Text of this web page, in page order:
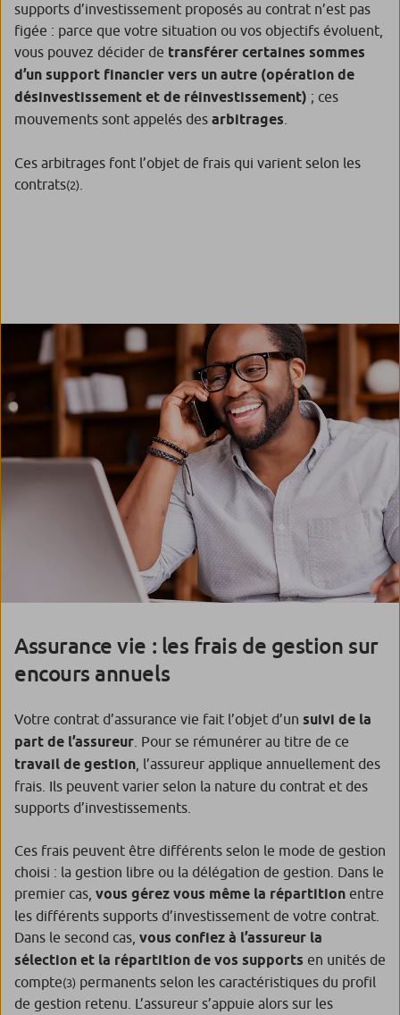
supports d’investissement proposés au contrat n’est pas
figée : parce que votre situation ou vos objectifs évoluent,
vous pouvez décider de transférer certaines sommes
d’un support financier vers un autre (opération de
désinvestissement et de réinvestissement) ; ces
mouvements sont appelés des arbitrages
Ces arbitrages font l’objet de frais qui varient selon les
contrats(2)
Assurance vie : les frais de gestion sur
encours annuels
Votre contrat d’assurance vie fait l’objet d’un suivi de la
part de l’assureur . Pour se rémunérer au titre de ce
travail de gestion , l’assureur applique annuellement des
frais. Ils peuvent varier selon la nature du contrat et des
supports d’investissements.
Ces frais peuvent être différents selon le mode de gestion
choisi : la gestion libre ou la délégation de gestion. Dans le
premier cas, vous gérez vous même la répartition entre
les différents supports d’investissement de votre contrat.
Dans le second cas, vous confiez à l’assureur la
sélection et la répartition de vos supports en unités de
compte(3) permanents selon les caractéristiques du profil
de gestion retenu. L’assureur s’appuie alors sur les